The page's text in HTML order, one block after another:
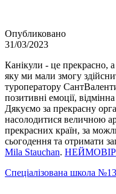
Опубликовано
31/03/2023
Канікули - це прекрасно, а
яку ми мали змогу
туроператору
позитивні емоції,
Дякуємо за прекрасну
насолодитися величною
прекрасних країн, за
сьогодення та отримати
Mila Stauchan.
Спеціалізована школа